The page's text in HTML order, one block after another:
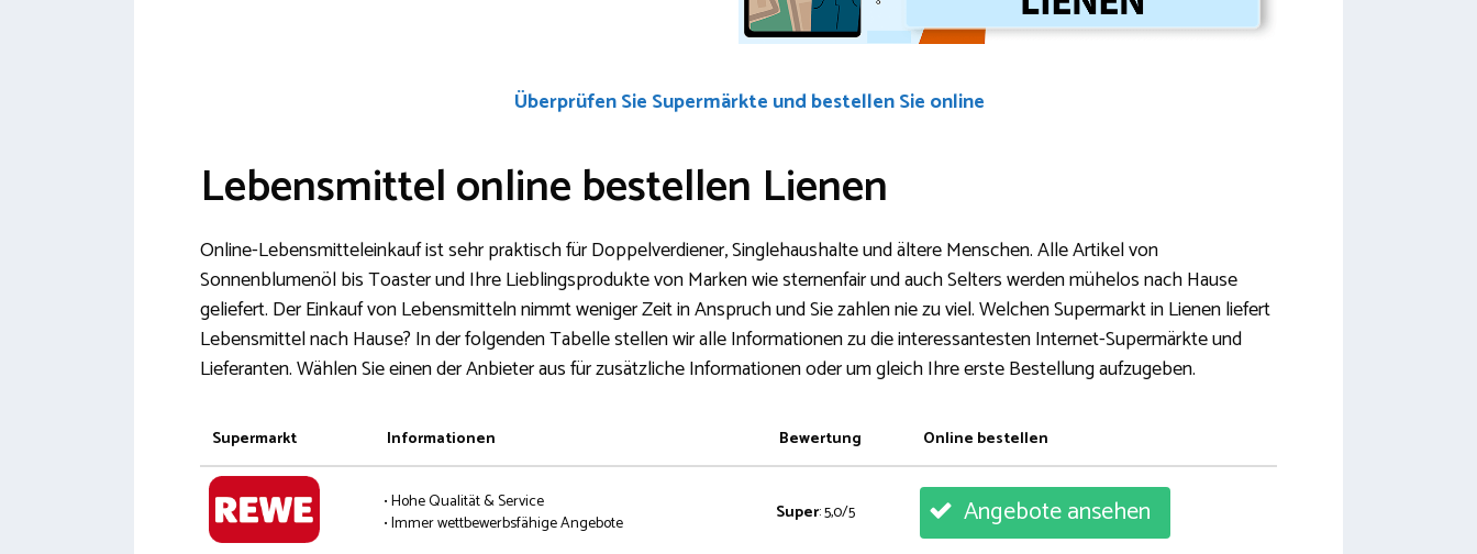
Überprüfen Sie Supermärkte und bestellen Sie online
Lebensmittel online bestellen Lienen
Online-Lebensmitteleinkauf ist sehr praktisch für Doppelverdiener, Singlehaushalte und ältere Menschen. Alle Artikel von
Sonnenblumenöl bis Toaster und Ihre Lieblingsprodukte von Marken wie sternenfair und auch Selters werden mühelos nach Hause
geliefert. Der Einkauf von Lebensmitteln nimmt weniger Zeit in Anspruch und Sie zahlen nie zu viel. Welchen Supermarkt in Lienen liefert
Lebensmittel nach Hause? In der folgenden Tabelle stellen wir alle Informationen zu die interessantesten Internet-Supermärkte und
Lieferanten. Wählen Sie einen der Anbieter aus für zusätzliche Informationen oder um gleich Ihre erste Bestellung aufzugeben.
Supermarkt Informationen Bewertung Online bestellen
• Hohe Qualität & Service
• Immer wettbewerbsfähige Angebote
Super: 5,0/5 Angebote ansehen